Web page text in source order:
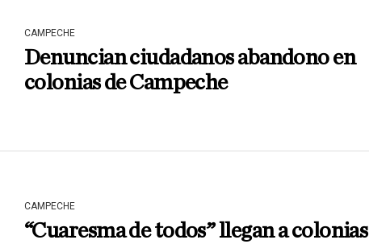
CAMPECHE
Denuncian ciudadanos abandono en
colonias de Campeche
CAMPECHE
“Cuaresma de todos” llegan a colonias